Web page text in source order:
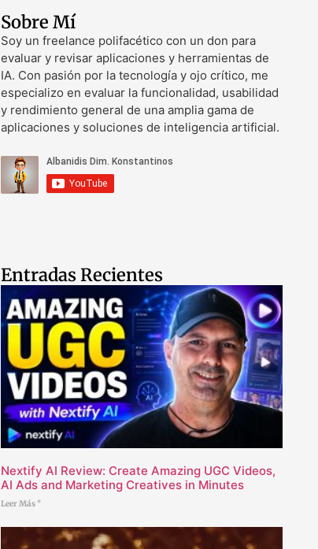
Sobre Mí
Soy un freelance polifacético con un don para
evaluar y revisar aplicaciones y herramientas de
IA. Con pasión por la tecnología y ojo crítico, me
especializo en evaluar la funcionalidad, usabilidad
y rendimiento general de una amplia gama de
aplicaciones y soluciones de inteligencia artificial.
Entradas Recientes
Nextify AI Review: Create Amazing UGC Videos,
AI Ads and Marketing Creatives in Minutes
Leer Más "